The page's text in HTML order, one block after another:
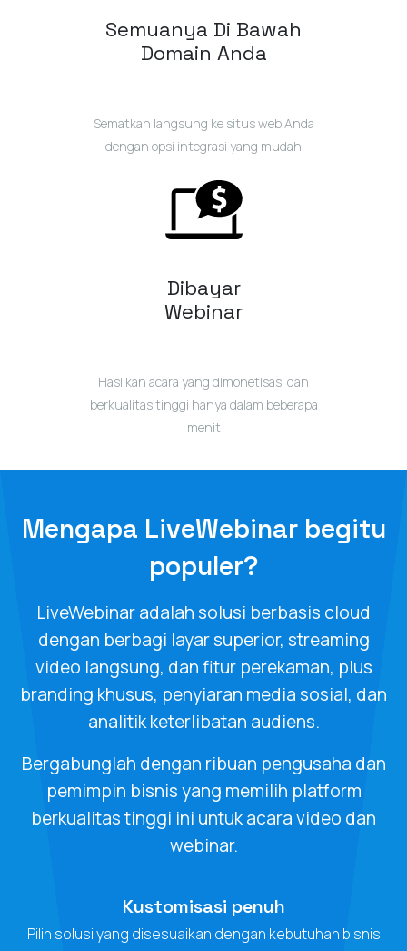
Semuanya Di Bawah
Domain Anda
Sematkan langsung ke situs web Anda
dengan opsi integrasi yang mudah
Dibayar
Webinar
Hasilkan acara yang dimonetisasi dan
berkualitas tinggi hanya dalam beberapa
menit
Mengapa LiveWebinar begitu
populer?
LiveWebinar adalah solusi berbasis cloud
dengan berbagi layar superior, streaming
video langsung, dan fitur perekaman, plus
branding khusus, penyiaran media sosial, dan
analitik keterlibatan audiens.
Bergabunglah dengan ribuan pengusaha dan
pemimpin bisnis yang memilih platform
berkualitas tinggi ini untuk acara video dan
webinar.
Kustomisasi penuh
Pilih solusi yang disesuaikan dengan kebutuhan bisnis